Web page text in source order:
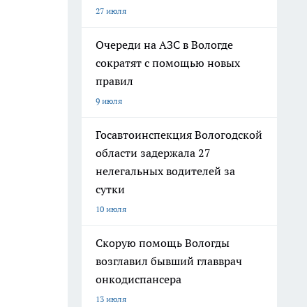
27 июля
Очереди на АЗС в Вологде
сократят с помощью новых
правил
9 июля
Госавтоинспекция Вологодской
области задержала 27
нелегальных водителей за
сутки
10 июля
Скорую помощь Вологды
возглавил бывший главврач
онкодиспансера
13 июля